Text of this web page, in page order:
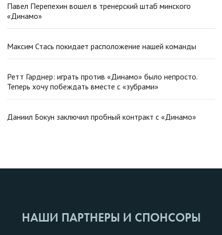
Павел Перепехин вошел в тренерский штаб минского
«Динамо»
Максим Стась покидает расположение нашей команды
Ретт Гарднер: играть против «Динамо» было непросто.
Теперь хочу побеждать вместе с «зубрами»
Даниил Бокун заключил пробный контракт с «Динамо»
НАШИ ПАРТНЕРЫ И СПОНСОРЫ